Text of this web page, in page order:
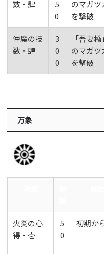
数・肆
5
0
のマガツ
を撃破
仲魔の技
数・肆
3
0
0
「吾妻橋」
のマガツ
を撃破
万象
火炎の心
得・壱
5
0
初期か